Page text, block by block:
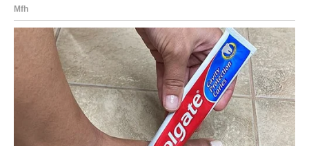
Neočekivana informacija mogla bi promijeniti vaše
planove na bolje.
Poruka zvijezda
Slušajte intuiciju.
STRIJELAC